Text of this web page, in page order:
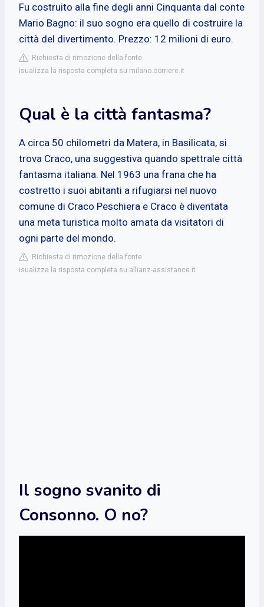
Fu costruito alla fine degli anni Cinquanta dal conte
Mario Bagno: il suo sogno era quello di costruire la
città del divertimento. Prezzo: 12 milioni di euro.
Richiesta di rimozione della fonte
isualizza la risposta completa su milano.corriere.it
Qual è la città fantasma?
A circa 50 chilometri da Matera, in Basilicata, si
trova Craco, una suggestiva quando spettrale città
fantasma italiana. Nel 1963 una frana che ha
costretto i suoi abitanti a rifugiarsi nel nuovo
comune di Craco Peschiera e Craco è diventata
una meta turistica molto amata da visitatori di
ogni parte del mondo.
Richiesta di rimozione della fonte
isualizza la risposta completa su allianz-assistance.it
Il sogno svanito di
Consonno. O no?